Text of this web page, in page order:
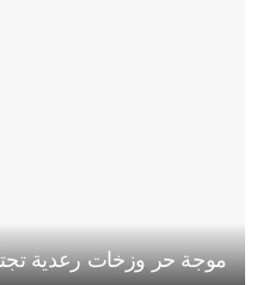
موجة حر وزخات رعدية